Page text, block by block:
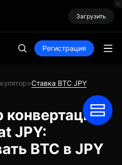
Загрузить
Регистрация
>Ставка BTC JPY
конвертации
JPY:
BTC в JPY